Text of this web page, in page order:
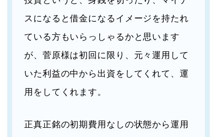
スになると借金になるイメージを持たれ
ている方もいらっしゃるかと思います
が、菅原様は初回に限り、元々運用して
いた利益の中から出資をしてくれて、運
用をしてくれます。
正真正銘の初期費用なしの状態から運用